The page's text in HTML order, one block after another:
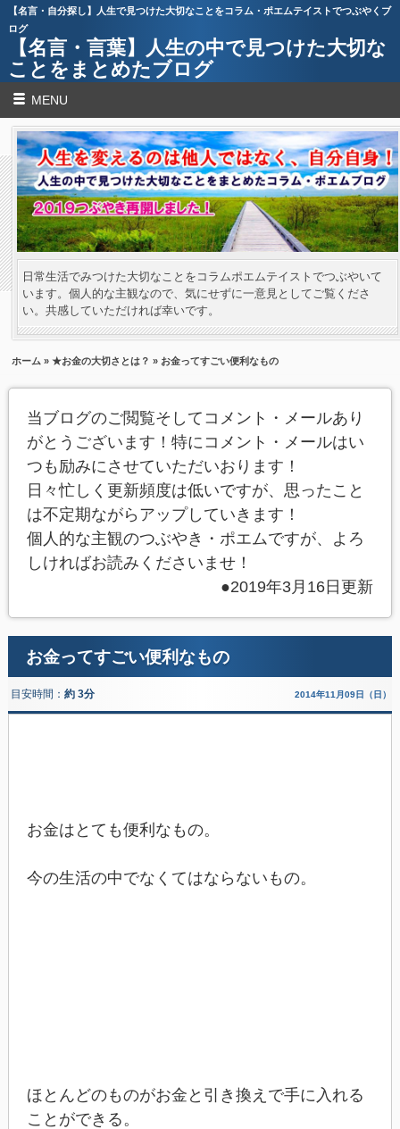
【名言・自分探し】人生で見つけた大切なことをコラム・ポエムテイストでつぶやくブ
ログ
【名言・言葉】人生の中で見つけた大切な
ことをまとめたブログ
MENU
日常生活でみつけた大切なことをコラムポエムテイストでつぶやいて
います。個人的な主観なので、気にせずに一意見としてご覧くださ
い。共感していただければ幸いです。
ホーム »★お金の大切さとは？ » お金ってすごい便利なもの
当ブログのご閲覧そしてコメント・メールあり
がとうございます！特にコメント・メールはい
つも励みにさせていただいおります！
日々忙しく更新頻度は低いですが、思ったこと
は不定期ながらアップしていきます！
個人的な主観のつぶやき・ポエムですが、よろ
しければお読みくださいませ！
●2019年3月16日更新
お金ってすごい便利なもの
目安時間： 約 3分 2014年11月09日（日）
お金はとても便利なもの。
今の生活の中でなくてはならないもの。
ほとんどのものがお金と引き換えで手に入れる
ことができる。